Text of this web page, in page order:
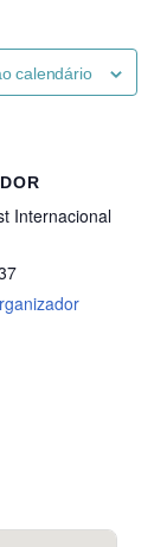
calendário
Internacional